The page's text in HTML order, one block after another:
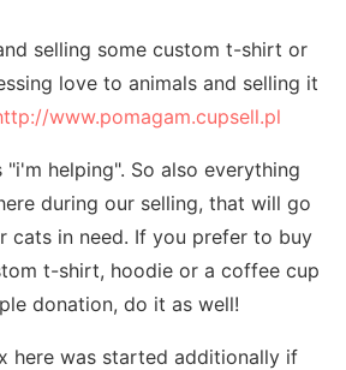
selling some custom t-shirt or
love to animals and selling it
www.pomagam.cupsell.pl
"i'm helping". So also everything
during our selling, that will go
cats in need. If you prefer to buy
t-shirt, hoodie or a coffee cup
donation, do it as well!
here was started additionally if